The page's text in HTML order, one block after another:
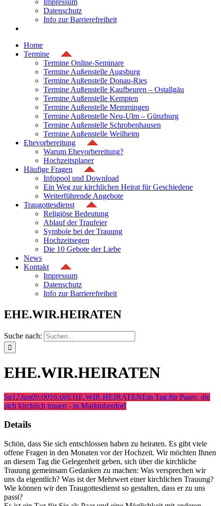
Impressum
Datenschutz
Info zur Barrierefreiheit
Home
Termine
Termine Online-Seminare
Termine Außenstelle Augsburg
Termine Außenstelle Donau-Ries
Termine Außenstelle Kaufbeuren – Ostallgäu
Termine Außenstelle Kempten
Termine Außenstelle Memmingen
Termine Außenstelle Neu-Ulm – Günzburg
Termine Außenstelle Schrobenhausen
Termine Außenstelle Weilheim
Ehevorbereitung
Warum Ehevorbereitung?
Hochzeitsplaner
Häufige Fragen
Infopool und Download
Ein Weg zur kirchlichen Heirat für Geschiedene
Weiterführende Angebote
Traugottesdienst
Religiöse Bedeutung
Ablauf der Traufeier
Symbole bei der Trauung
Hochzeitsegen
Die 10 Gebote der Liebe
News
Kontakt
Impressum
Datenschutz
Info zur Barrierefreiheit
EHE.WIR.HEIRATEN
Suche nach:
EHE.WIR.HEIRATEN
Sa12Jun09:0016:00EHE.WIR.HEIRATENEin Tag für Paare, die
sich kirchlich trauen - in Marktoberdorf
Details
Schön, dass Sie sich entschlossen haben zu heiraten. Es gibt viele
offene Fragen in den Monaten vor der Hochzeit. Wir möchten Ihnen
an diesem Tag die Gelegenheit geben, sich über die kirchliche
Trauung gemeinsam Gedanken zu machen: Was versprechen wir
uns da eigentlich? Was ist der Mehrwert einer kirchlichen Trauung?
Wie können wir den Traugottesdienst so gestalten, dass er zu uns
passt?